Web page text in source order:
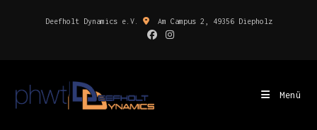
Deefholt Dynamics e.V. Am Campus 2, 49356 Diepholz
Menü